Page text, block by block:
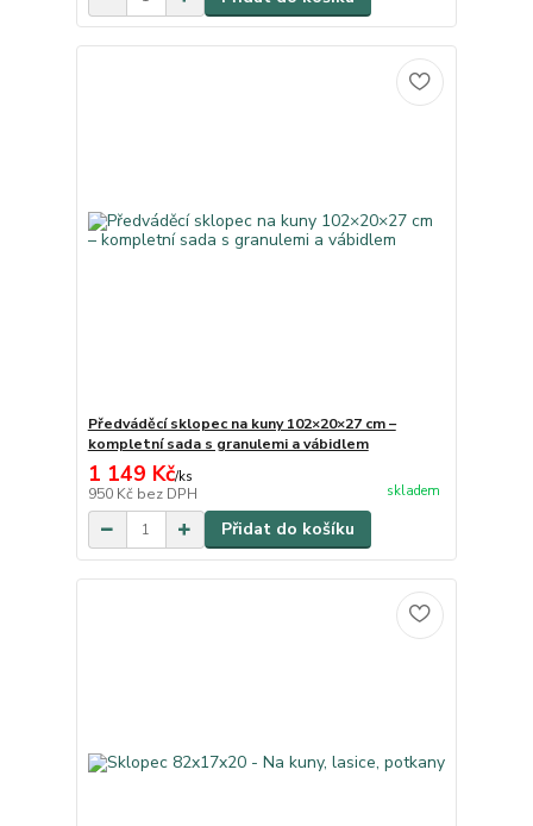
Předváděcí sklopec na kuny 102×20×27 cm –
kompletní sada s granulemi a vábidlem
1 149 Kč/ks
950 Kč bez DPH skladem
Přidat do košíku